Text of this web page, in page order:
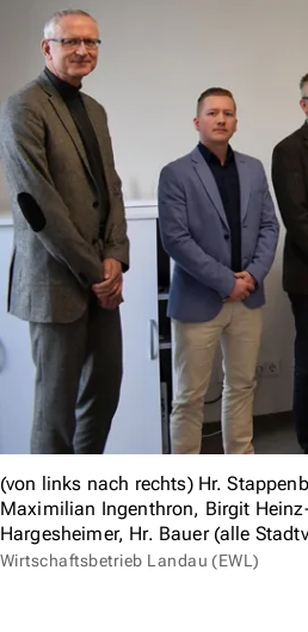
(von links nach rechts) Hr.
Maximilian Ingenthron, Birgit
Hargesheimer, Hr. Bauer (alle
Wirtschaftsbetrieb Landau (EWL)